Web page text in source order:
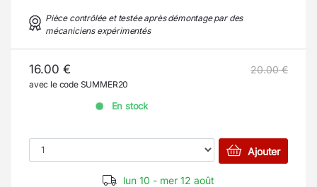
Pièce contrôlée et testée après démontage par des
mécaniciens expérimentés
16.00 € 20.00 €
avec le code SUMMER20
En stock
Ajouter
lun 10 - mer 12 août